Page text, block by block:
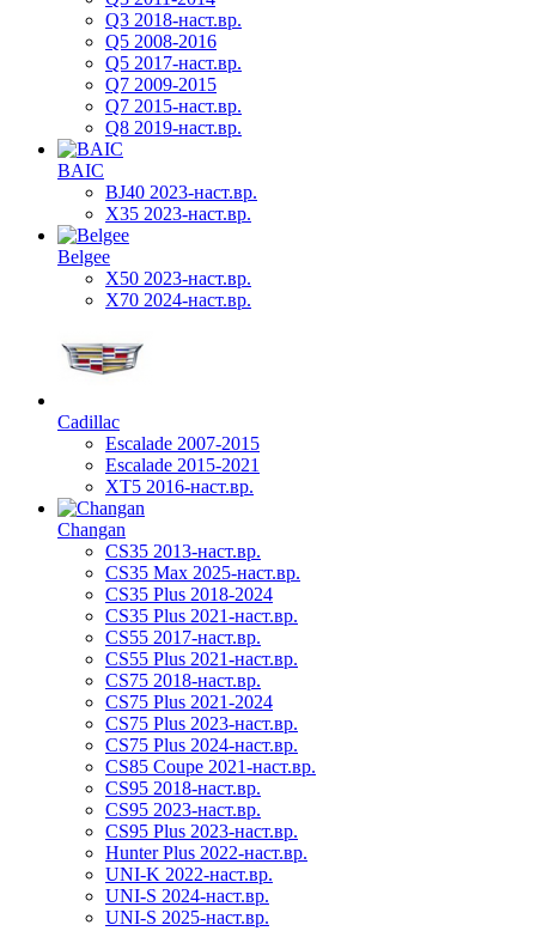
Q3 2018-наст.вр.
Q5 2008-2016
Q5 2017-наст.вр.
Q7 2009-2015
Q7 2015-наст.вр.
Q8 2019-наст.вр.
BAIC
BJ40 2023-наст.вр.
X35 2023-наст.вр.
Belgee
X50 2023-наст.вр.
X70 2024-наст.вр.
Cadillac
Escalade 2007-2015
Escalade 2015-2021
XT5 2016-наст.вр.
Changan
CS35 2013-наст.вр.
CS35 Max 2025-наст.вр.
CS35 Plus 2018-2024
CS35 Plus 2021-наст.вр.
CS55 2017-наст.вр.
CS55 Plus 2021-наст.вр.
CS75 2018-наст.вр.
CS75 Plus 2021-2024
CS75 Plus 2023-наст.вр.
CS75 Plus 2024-наст.вр.
CS85 Coupe 2021-наст.вр.
CS95 2018-наст.вр.
CS95 2023-наст.вр.
CS95 Plus 2023-наст.вр.
Hunter Plus 2022-наст.вр.
UNI-K 2022-наст.вр.
UNI-S 2024-наст.вр.
UNI-S 2025-наст.вр.